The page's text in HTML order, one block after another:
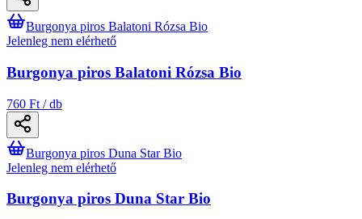
Burgonya piros Balatoni Rózsa Bio
Jelenleg nem elérhető
Burgonya piros Balatoni Rózsa Bio
760 Ft / db
Burgonya piros Duna Star Bio
Jelenleg nem elérhető
Burgonya piros Duna Star Bio